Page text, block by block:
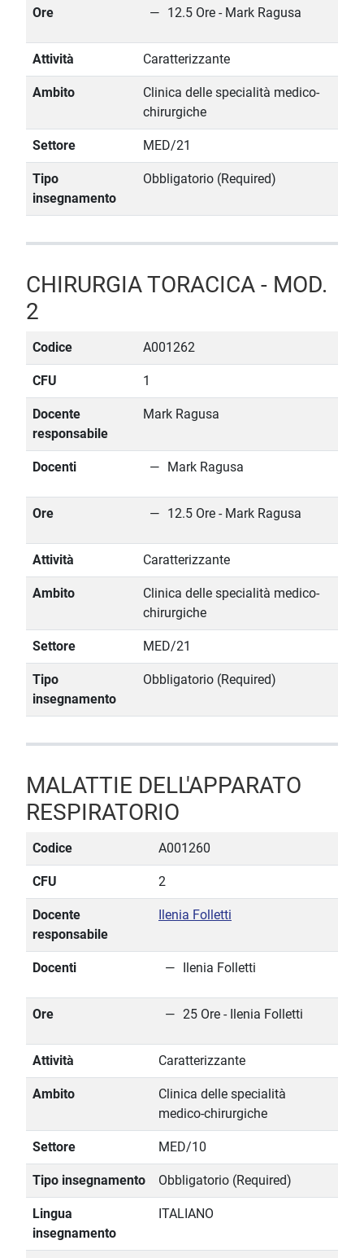
Ore 12.5 Ore - Mark Ragusa
Attività Caratterizzante
Ambito
Clinica delle specialità medico-
chirurgiche
Settore MED/21
Tipo
insegnamento
Obbligatorio (Required)
CHIRURGIA TORACICA - MOD.
2
Codice A001262
CFU 1
Docente
responsabile
Mark Ragusa
Docenti Mark Ragusa
Ore 12.5 Ore - Mark Ragusa
Attività Caratterizzante
Ambito
Clinica delle specialità medico-
chirurgiche
Settore MED/21
Tipo
insegnamento
Obbligatorio (Required)
MALATTIE DELL'APPARATO
RESPIRATORIO
Codice A001260
CFU 2
Docente
responsabile
Ilenia Folletti
Docenti Ilenia Folletti
Ore 25 Ore - Ilenia Folletti
Attività Caratterizzante
Ambito
Clinica delle specialità
medico-chirurgiche
Settore MED/10
Tipo insegnamento Obbligatorio (Required)
Lingua
insegnamento
ITALIANO